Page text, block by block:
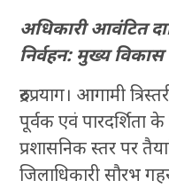
अधिकारी आवंटित
निर्वहन: मुख्य
रुद्रप्रयाग। आगामी
पूर्वक एवं पारदर्शिता
प्रशासनिक स्तर पर
जिलाधिकारी सौरभ